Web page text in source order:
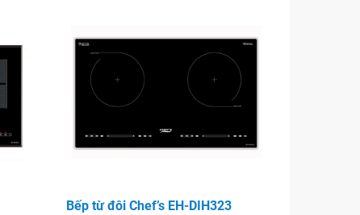
Bếp từ đôi Chef’s EH-DIH323